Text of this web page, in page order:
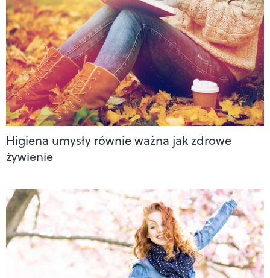
Higiena umysły równie ważna jak zdrowe
żywienie